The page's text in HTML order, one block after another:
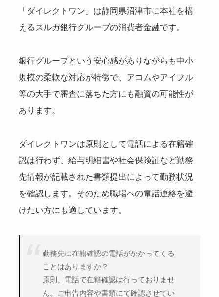
「ダイレクトワン」は静岡県沼津市に本社を構
えるスルガ銀行グループの消費者金融です。
銀行グループという安心感がありながらも中小
規模の柔軟な対応が特徴で、アコムやアイフル
等の大手で審査に落ちた方にも融資の可能性が
あります。
ダイレクトワンは原則として電話による在籍確
認は行わず、給与明細書や社会保険証など勤務
先情報が記載された書類提出によって勤務状況
を確認します。そのため職場への電話連絡を避
けたい方にも適しています。
勤務先に在籍確認の電話がかかってくる
ことはありますか？
原則、電話で在籍確認は行っておりませ
ん。ご申告内容や書類にて確認させてい